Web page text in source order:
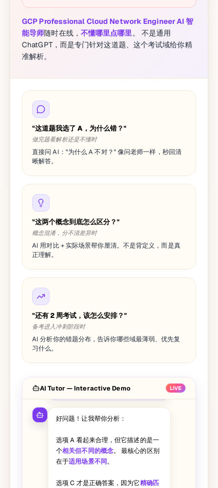
GCP Professional Cloud Network Engineer AI 智
能导师随时在线， 不懂哪里点哪里。 不是通用
ChatGPT，而是专门针对这道题、这个考试域给你精
准解析。
"这道题我选了 A，为什么错？"
做完题看解析还是不懂时
直接问 AI："为什么 A 不对？" 像问老师一样，秒回清
晰解答。
"这两个概念到底怎么区分？"
概念混淆，分不清差异时
AI 用对比 + 实际场景帮你厘清。不是背定义，而是真
正理解。
"还有 2 周考试，该怎么安排？"
备考进入冲刺阶段时
AI 分析你的错题分布，告诉你哪些域最薄弱、优先复
习什么。
AI Tutor — Interactive Demo LIVE
这道题我选了 A，但答案说是 C，能
帮我分析一下为什么 A 不对吗？
好问题！让我帮你分析：
选项 A 看起来合理，但它描述的是一
个相关但不同的概念。 最核心的区别
在于适用场景不同。
选项 C 才是正确答案，因为它精确匹